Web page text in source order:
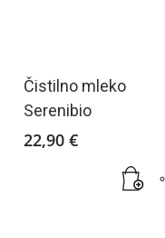
Čistilno mleko
Serenibio
22,90 €